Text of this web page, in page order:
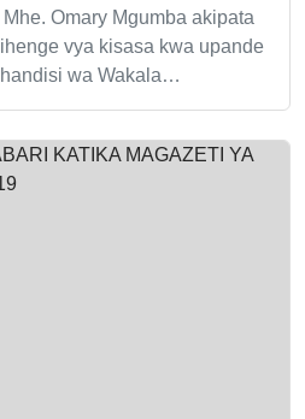
Omary Mgumba akipata
vya kisasa kwa upande
wa Wakala…